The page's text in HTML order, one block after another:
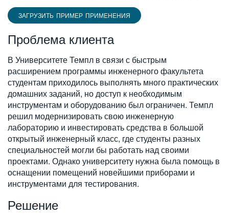
ЗАГРУЗИТЬ ПРИМЕР ПРИМЕНЕНИЯ
Проблема клиента
В Университете Темпл в связи с быстрым
расширением программы инженерного факультета
студентам приходилось выполнять много практических
домашних заданий, но доступ к необходимым
инструментам и оборудованию был ограничен. Темпл
решил модернизировать свою инженерную
лабораторию и инвестировать средства в большой
открытый инженерный класс, где студенты разных
специальностей могли бы работать над своими
проектами. Однако университету нужна была помощь в
оснащении помещений новейшими приборами и
инструментами для тестирования.
Решение